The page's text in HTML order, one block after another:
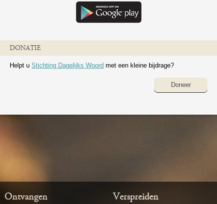
DONATIE
Helpt u Stichting Dagelijks Woord met een kleine bijdrage?
Doneer
Ontvangen Verspreiden